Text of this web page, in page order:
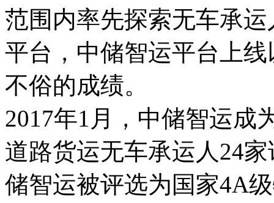
范围内率先探索无车承
平台，中储智运平台上
不俗的成绩。
2017年1月，中储智运成
道路货运无车承运人24
储智运被评选为国家4A